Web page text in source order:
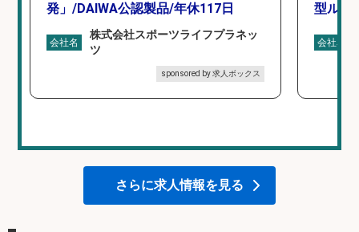
発」/DAIWA公認製品/年休117日
会社名
株式会社スポーツライフプラネッ
ツ
sponsored by 求人ボックス
型ルー
会社名
さらに求人情報を見る